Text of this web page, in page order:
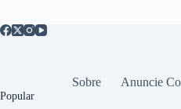
Sobre Anuncie
Popular